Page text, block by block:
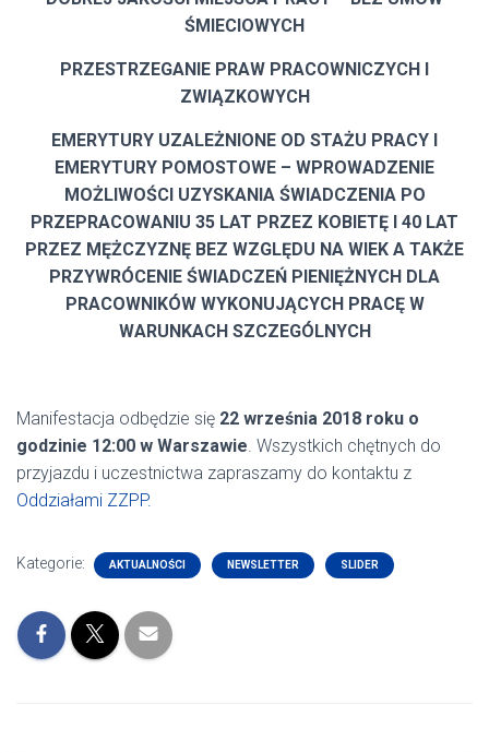
ŚMIECIOWYCH
PRZESTRZEGANIE PRAW PRACOWNICZYCH I
ZWIĄZKOWYCH
EMERYTURY UZALEŻNIONE OD STAŻU PRACY I
EMERYTURY POMOSTOWE – WPROWADZENIE
MOŻLIWOŚCI UZYSKANIA ŚWIADCZENIA PO
PRZEPRACOWANIU 35 LAT PRZEZ KOBIETĘ I 40 LAT
PRZEZ MĘŻCZYZNĘ BEZ WZGLĘDU NA WIEK A TAKŻE
PRZYWRÓCENIE ŚWIADCZEŃ PIENIĘŻNYCH DLA
PRACOWNIKÓW WYKONUJĄCYCH PRACĘ W
WARUNKACH SZCZEGÓLNYCH
Manifestacja odbędzie się 22 września 2018 roku o
godzinie 12:00 w Warszawie. Wszystkich chętnych do
przyjazdu i uczestnictwa zapraszamy do kontaktu z
Oddziałami ZZPP.
Kategorie: AKTUALNOŚCI NEWSLETTER SLIDER